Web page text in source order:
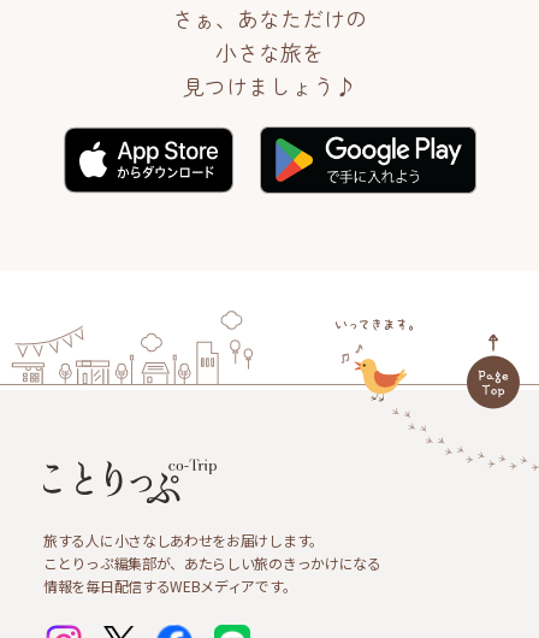
さぁ、あなただけの
小さな旅を
見つけましょう♪
旅する人に小さなしあわせをお届けします。
ことりっぷ編集部が、あたらしい旅のきっかけになる
情報を毎日配信するWEBメディアです。